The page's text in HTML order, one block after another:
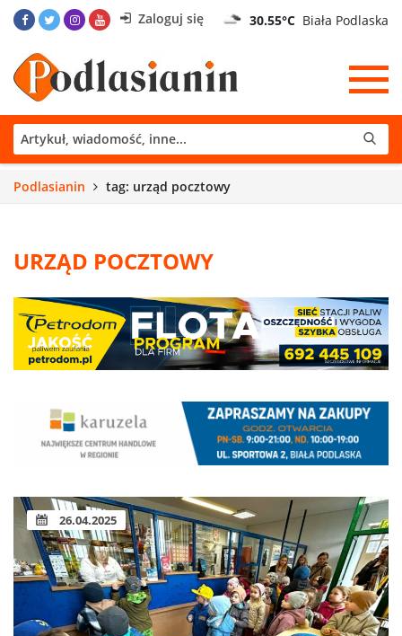
Zaloguj się 30.55°C Biała Podlaska
Podlasianin tag: urząd pocztowy
URZĄD POCZTOWY
26.04.2025